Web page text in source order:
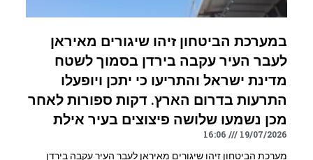
במערכת הביטחון זיהו שיגורים מאיראן
לעבר העיר עקבה בירדן בסמוך לשטח
מדינת ישראל והתריעו כי יתכן ויופעלו
התרעות בדרום הארץ. דקות ספורות לאחר
מכן נשמעו שלושה פיצוצים בעיר אילת
19/07/2026
מערכת הביטחון זיהו שיגורים מאיראן לעבר העיר עקבה בירדן